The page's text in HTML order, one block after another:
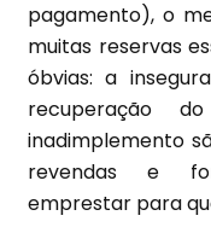
pagamento), o
muitas reservas
óbvias: a
recuperação
inadimplemento
revendas e
emprestar para